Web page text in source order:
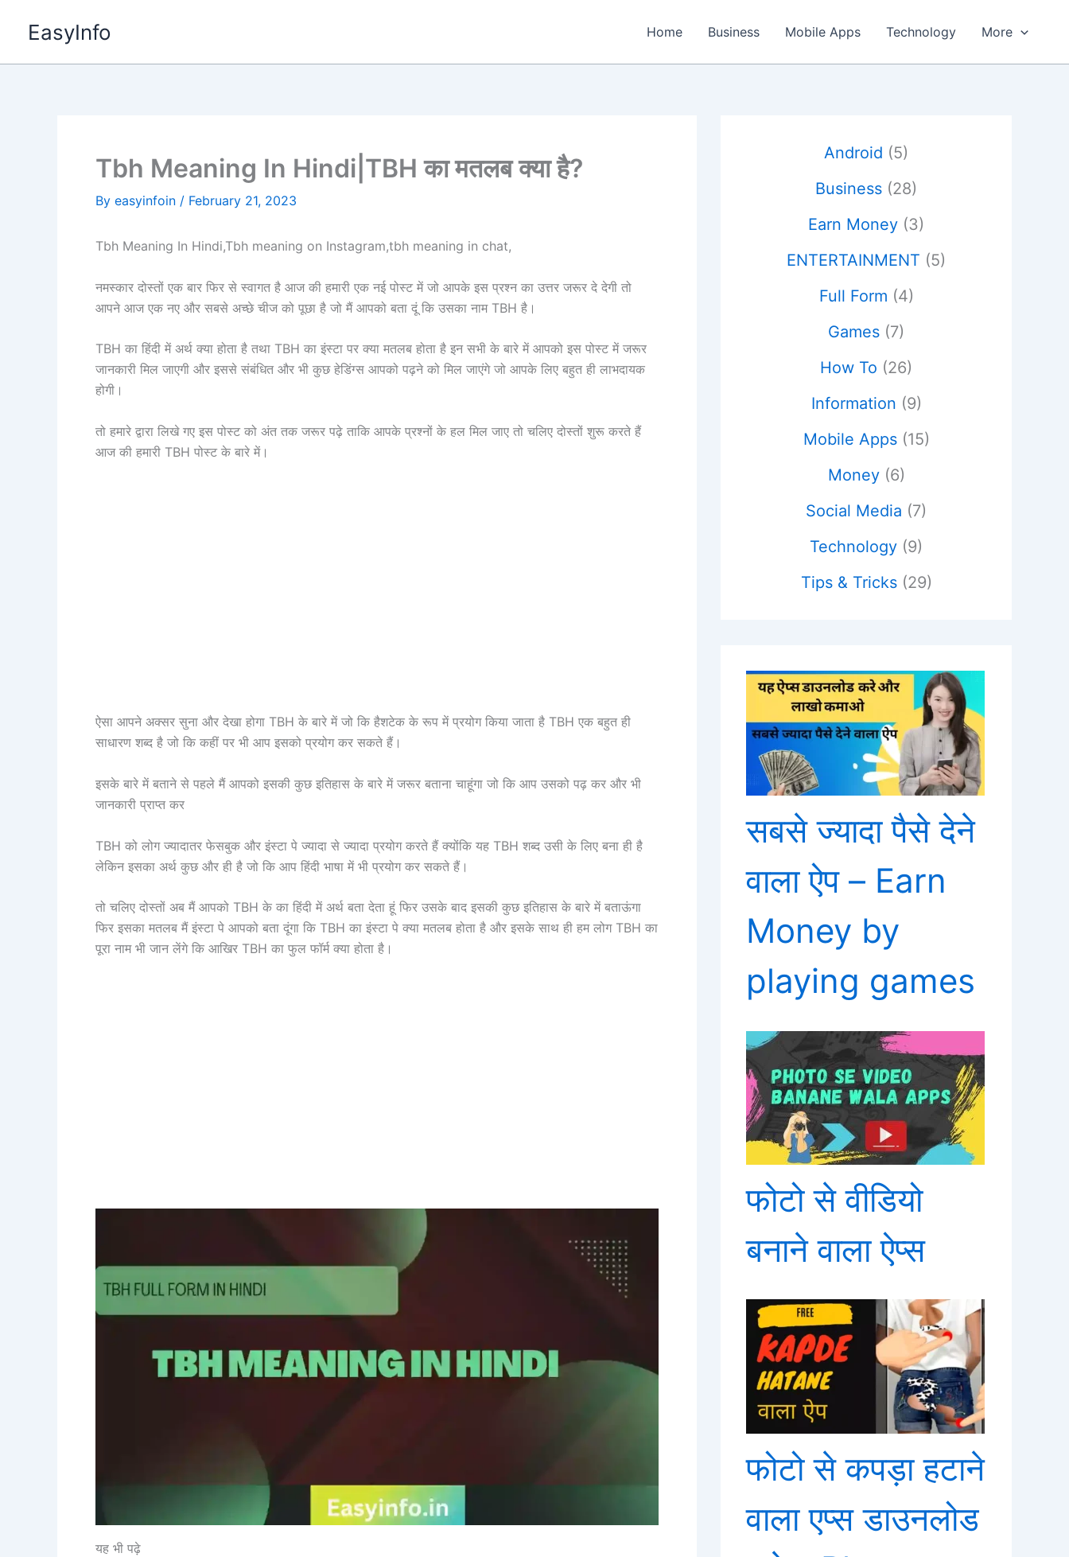
EasyInfo Home Business Mobile Apps Technology More
Tbh Meaning In Hindi|TBH का मतलब क्या है?
By easyinfoin / February 21, 2023
Tbh Meaning In Hindi,Tbh meaning on Instagram,tbh meaning in chat,
नमस्कार दोस्तों एक बार फिर से स्वागत है आज की हमारी एक नई पोस्ट में जो आपके इस प्रश्न का उत्तर जरूर दे देगी तो
आपने आज एक नए और सबसे अच्छे चीज को पूछा है जो मैं आपको बता दूं कि उसका नाम TBH है।
TBH का हिंदी में अर्थ क्या होता है तथा TBH का इंस्टा पर क्या मतलब होता है इन सभी के बारे में आपको इस पोस्ट में जरूर
जानकारी मिल जाएगी और इससे संबंधित और भी कुछ हेडिंग्स आपको पढ़ने को मिल जाएंगे जो आपके लिए बहुत ही लाभदायक
होगी।
तो हमारे द्वारा लिखे गए इस पोस्ट को अंत तक जरूर पढ़े ताकि आपके प्रश्नों के हल मिल जाए तो चलिए दोस्तों शुरू करते हैं
आज की हमारी TBH पोस्ट के बारे में।
ऐसा आपने अक्सर सुना और देखा होगा TBH के बारे में जो कि हैशटेक के रूप में प्रयोग किया जाता है TBH एक बहुत ही
साधारण शब्द है जो कि कहीं पर भी आप इसको प्रयोग कर सकते हैं।
इसके बारे में बताने से पहले मैं आपको इसकी कुछ इतिहास के बारे में जरूर बताना चाहूंगा जो कि आप उसको पढ़ कर और भी
जानकारी प्राप्त कर
TBH को लोग ज्यादातर फेसबुक और इंस्टा पे ज्यादा से ज्यादा प्रयोग करते हैं क्योंकि यह TBH शब्द उसी के लिए बना ही है
लेकिन इसका अर्थ कुछ और ही है जो कि आप हिंदी भाषा में भी प्रयोग कर सकते हैं।
तो चलिए दोस्तों अब मैं आपको TBH के का हिंदी में अर्थ बता देता हूं फिर उसके बाद इसकी कुछ इतिहास के बारे में बताऊंगा
फिर इसका मतलब मैं इंस्टा पे आपको बता दूंगा कि TBH का इंस्टा पे क्या मतलब होता है और इसके साथ ही हम लोग TBH का
पूरा नाम भी जान लेंगे कि आखिर TBH का फुल फॉर्म क्या होता है।
यह भी पढ़े
Android (5)
Business (28)
Earn Money (3)
ENTERTAINMENT (5)
Full Form (4)
Games (7)
How To (26)
Information (9)
Mobile Apps(15)
Money(6)
Social Media (7)
Technology (9)
Tips & Tricks(29)
सबसे ज्यादा पैसे देने
वाला ऐप – Earn
Money by
playing games
फोटो से वीडियो
बनाने वाला ऐप्स
फोटो से कपड़ा हटाने
वाला एप्स डाउनलोड